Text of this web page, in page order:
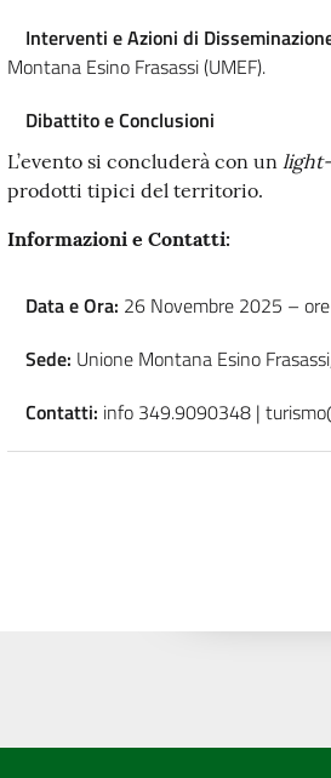
Interventi e Azioni di
Montana Esino Frasassi (UMEF).
Dibattito e Conclusioni
L’evento si concluderà con un
prodotti tipici del territorio.
Informazioni e Contatti:
Data e Ora: 26 Novembre 2025 –
Sede: Unione Montana Esino
Contatti: info 349.9090348 |